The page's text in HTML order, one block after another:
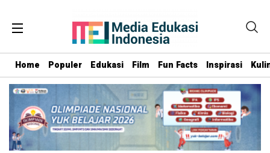
Home Populer Edukasi Film Fun Facts Inspirasi